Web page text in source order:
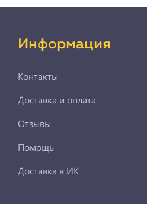
Информация
Контакты
Доставка и оплата
Отзывы
Помощь
Доставка в ИК